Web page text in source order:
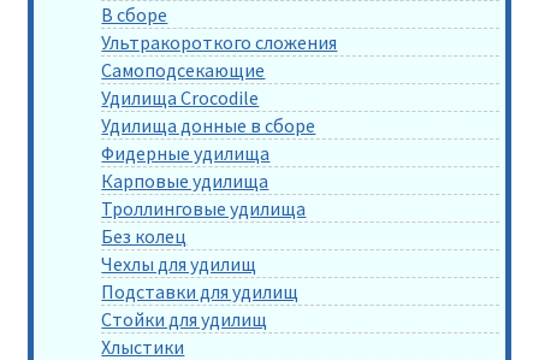
В сборе
Ультракороткого сложения
Самоподсекающие
Удилища Crocodile
Удилища донные в сборе
Фидерные удилища
Карповые удилища
Троллинговые удилища
Без колец
Чехлы для удилищ
Подставки для удилищ
Стойки для удилищ
Хлыстики